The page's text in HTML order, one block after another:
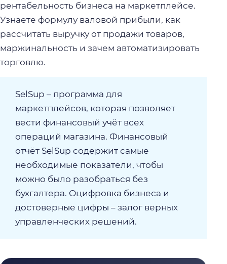
рентабельность бизнеса на маркетплейсе.
Узнаете формулу валовой прибыли, как
рассчитать выручку от продажи товаров,
маржинальность и зачем автоматизировать
торговлю.
SelSup – программа для
маркетплейсов, которая позволяет
вести финансовый учёт всех
операций магазина. Финансовый
отчёт SelSup содержит самые
необходимые показатели, чтобы
можно было разобраться без
бухгалтера. Оцифровка бизнеса и
достоверные цифры – залог верных
управленческих решений.